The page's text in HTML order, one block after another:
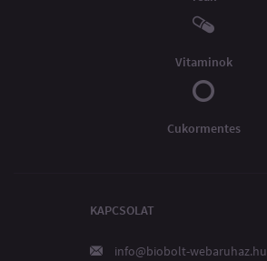
Vitaminok
Cukormentes
KAPCSOLAT
info@biobolt-webaruhaz.hu